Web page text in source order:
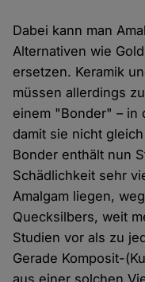
Dabei kann man
Alternativen wie
ersetzen. Keramik
müssen allerdings
einem "Bonder" – in
damit sie nicht
Bonder enthält nun
Schädlichkeit sehr
Amalgam liegen,
Quecksilbers, weit
Studien vor als zu
Gerade Komposit-